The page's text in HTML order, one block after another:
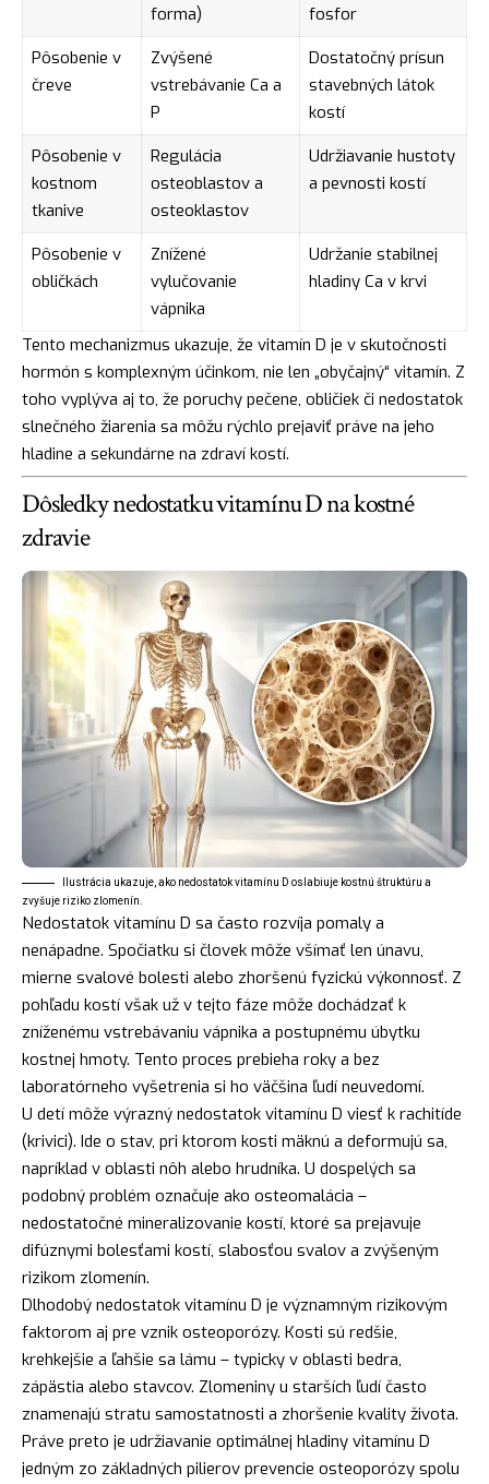
forma)
fosfor
Pôsobenie v
čreve
Zvýšené
vstrebávanie Ca a
P
Dostatočný prísun
stavebných látok
kostí
Pôsobenie v
kostnom
tkanive
Regulácia
osteoblastov a
osteoklastov
Udržiavanie hustoty
a pevnosti kostí
Pôsobenie v
obličkách
Znížené
vylučovanie
vápnika
Udržanie stabilnej
hladiny Ca v krvi
Tento mechanizmus ukazuje, že vitamín D je v skutočnosti
hormón s komplexným účinkom, nie len „obyčajný“ vitamín. Z
toho vyplýva aj to, že poruchy pečene, obličiek či nedostatok
slnečného žiarenia sa môžu rýchlo prejaviť práve na jeho
hladine a sekundárne na zdraví kostí.
Dôsledky nedostatku vitamínu D na kostné
zdravie
Ilustrácia ukazuje, ako nedostatok vitamínu D oslabiuje kostnú štruktúru a
zvyšuje riziko zlomenín.
Nedostatok vitamínu D sa často rozvíja pomaly a
nenápadne. Spočiatku si človek môže všímať len únavu,
mierne svalové bolesti alebo zhoršenú fyzickú výkonnosť. Z
pohľadu kostí však už v tejto fáze môže dochádzať k
zníženému vstrebávaniu vápnika a postupnému úbytku
kostnej hmoty. Tento proces prebieha roky a bez
laboratórneho vyšetrenia si ho väčšina ľudí neuvedomí.
U detí môže výrazný nedostatok vitamínu D viesť k rachitíde
(krivici). Ide o stav, pri ktorom kosti mäknú a deformujú sa,
napríklad v oblasti nôh alebo hrudníka. U dospelých sa
podobný problém označuje ako osteomalácia –
nedostatočné mineralizovanie kostí, ktoré sa prejavuje
difúznymi bolesťami kostí, slabosťou svalov a zvýšeným
rizikom zlomenín.
Dlhodobý nedostatok vitamínu D je významným rizikovým
faktorom aj pre vznik osteoporózy. Kosti sú redšie,
krehkejšie a ľahšie sa lámu – typicky v oblasti bedra,
zápästia alebo stavcov. Zlomeniny u starších ľudí často
znamenajú stratu samostatnosti a zhoršenie kvality života.
Práve preto je udržiavanie optimálnej hladiny vitamínu D
jedným zo základných pilierov prevencie osteoporózy spolu